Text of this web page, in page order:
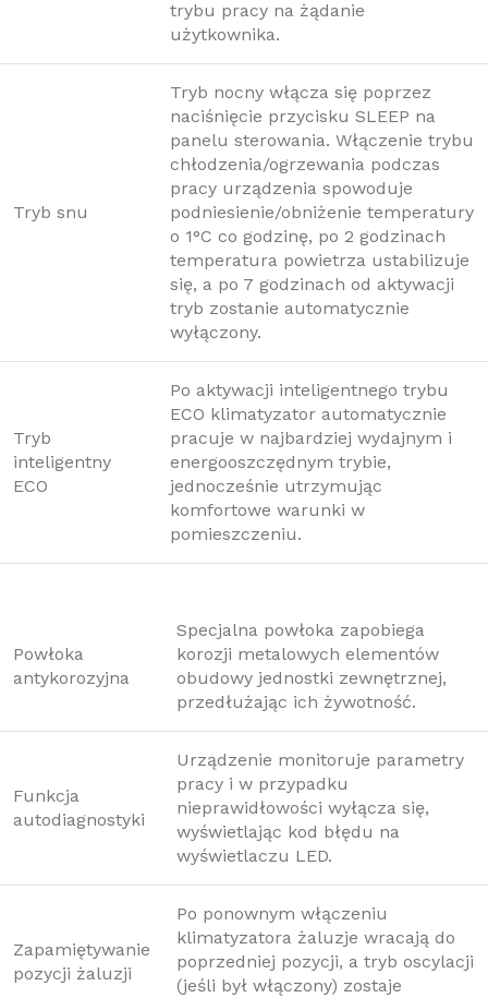
trybu pracy na żądanie
użytkownika.
Tryb snu
Tryb nocny włącza się poprzez
naciśnięcie przycisku SLEEP na
panelu sterowania. Włączenie trybu
chłodzenia/ogrzewania podczas
pracy urządzenia spowoduje
podniesienie/obniżenie temperatury
o 1°C co godzinę, po 2 godzinach
temperatura powietrza ustabilizuje
się, a po 7 godzinach od aktywacji
tryb zostanie automatycznie
wyłączony.
Tryb
inteligentny
ECO
Po aktywacji inteligentnego trybu
ECO klimatyzator automatycznie
pracuje w najbardziej wydajnym i
energooszczędnym trybie,
jednocześnie utrzymując
komfortowe warunki w
pomieszczeniu.
Powłoka
antykorozyjna
Specjalna powłoka zapobiega
korozji metalowych elementów
obudowy jednostki zewnętrznej,
przedłużając ich żywotność.
Funkcja
autodiagnostyki
Urządzenie monitoruje parametry
pracy i w przypadku
nieprawidłowości wyłącza się,
wyświetlając kod błędu na
wyświetlaczu LED.
Zapamiętywanie
pozycji żaluzji
Po ponownym włączeniu
klimatyzatora żaluzje wracają do
poprzedniej pozycji, a tryb oscylacji
(jeśli był włączony) zostaje